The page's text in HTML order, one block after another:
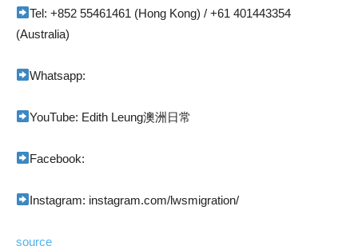
Tel: +852 55461461 (Hong Kong) / +61 401443354
(Australia)
Whatsapp:
YouTube: Edith Leung澳洲日常
Facebook:
Instagram: instagram.com/lwsmigration/
source